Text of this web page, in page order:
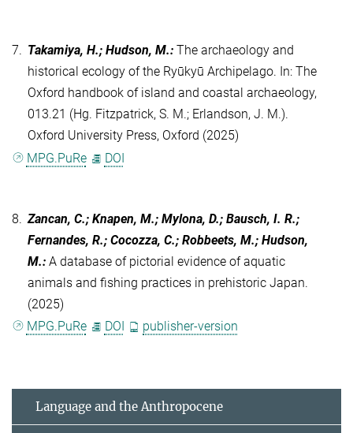
7. Takamiya, H.; Hudson, M.: The archaeology and
historical ecology of the Ryūkyū Archipelago. In: The
Oxford handbook of island and coastal archaeology,
013.21 (Hg. Fitzpatrick, S. M.; Erlandson, J. M.).
Oxford University Press, Oxford (2025)
MPG.PuRe
DOI
8. Zancan, C.; Knapen, M.; Mylona, D.; Bausch, I. R.;
Fernandes, R.; Cocozza, C.; Robbeets, M.; Hudson,
M.: A database of pictorial evidence of aquatic
animals and fishing practices in prehistoric Japan.
(2025)
MPG.PuRe
DOI publisher-version
Language and the Anthropocene